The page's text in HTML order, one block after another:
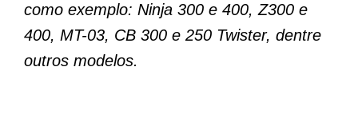
como exemplo: Ninja 300 e 400, Z300 e
400, MT-03, CB 300 e 250 Twister, dentre
outros modelos.